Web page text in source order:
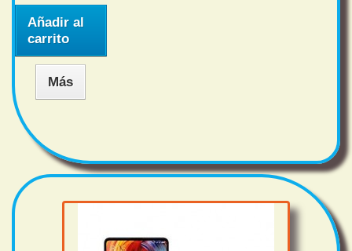
Añadir al
carrito
Más